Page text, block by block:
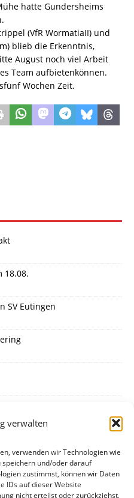
verwalten
verwenden wir Technologien wie
und/oder darauf
zustimmst, können wir Daten
IDs auf dieser Website
nicht erteilst oder zurückziehst,
hatte Gundersheims
(VfR WormatiaII) und
blieb die Erkenntnis,
August noch viel Arbeit
Team aufbietenkönnen.
Wochen Zeit.
18.08.
SV Eutingen